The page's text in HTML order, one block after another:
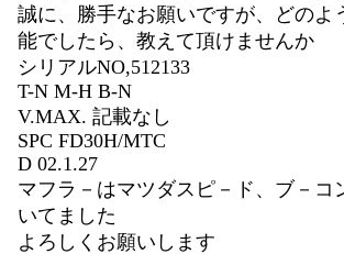
誠に、勝手なお願いですが、どのよ
能でしたら、教えて頂けませんか
シリアルNO,512133
T-N M-H B-N
V.MAX. 記載なし
SPC FD30H/MTC
D 02.1.27
マフラ－はマツダスピ－ド、ブ－コ
いてました
よろしくお願いします